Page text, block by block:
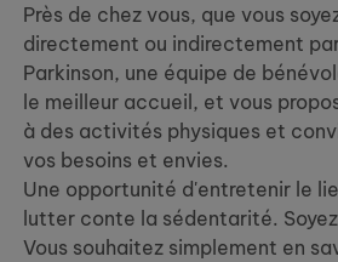
Près de chez vous, que vous
directement ou indirectement
Parkinson, une équipe de
le meilleur accueil, et vous
à des activités physiques et
vos besoins et envies.
Une opportunité d'entretenir le
lutter conte la sédentarité.
Vous souhaitez simplement en